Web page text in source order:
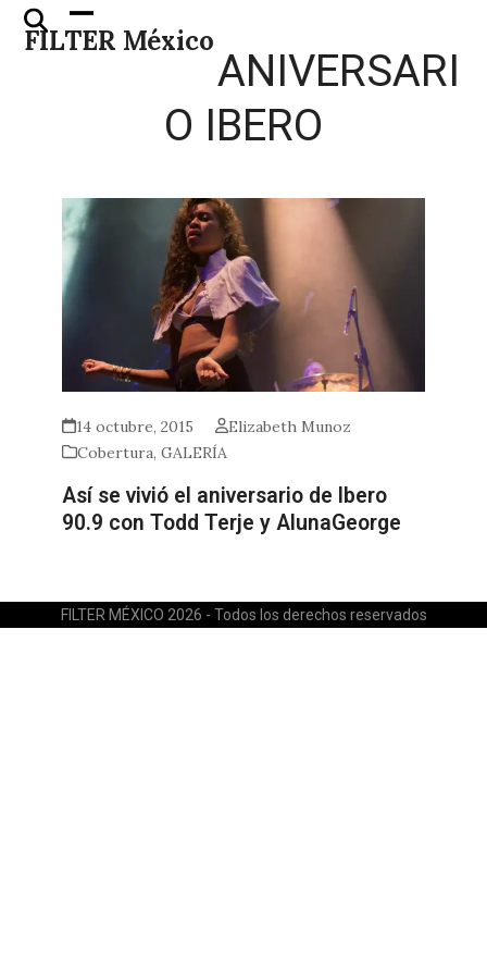
Skip
FILTER México
Open
mobile
Close
mobile
ANIVERSARI
O IBERO
14 octubre, 2015
Elizabeth Munoz
Cobertura,GALERÍA
Así se vivió el aniversario de Ibero
90.9 con Todd Terje y AlunaGeorge
FILTER MÉXICO 2026 - Todos los derechos reservados